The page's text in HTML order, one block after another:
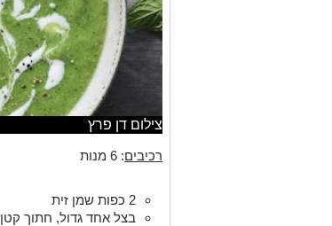
צילום דן פרץ
רכיבים: 6 מנות
2 כפות שמן זית
בצל אחד גדול, חתוך קטן